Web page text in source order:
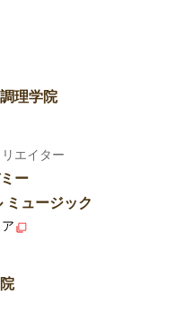
理学院
エイター
ー
ミュージック